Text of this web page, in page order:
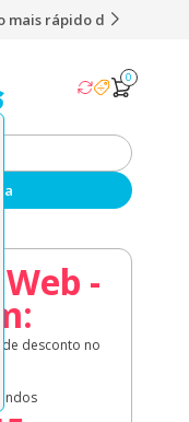
Brasil
0
-
de desconto no